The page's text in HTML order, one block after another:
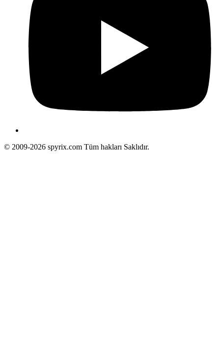
© 2009-2026 spyrix.com Tüm hakları Saklıdır.